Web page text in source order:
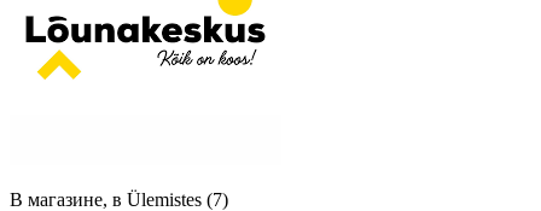
В магазине, в Ülemistes (7)